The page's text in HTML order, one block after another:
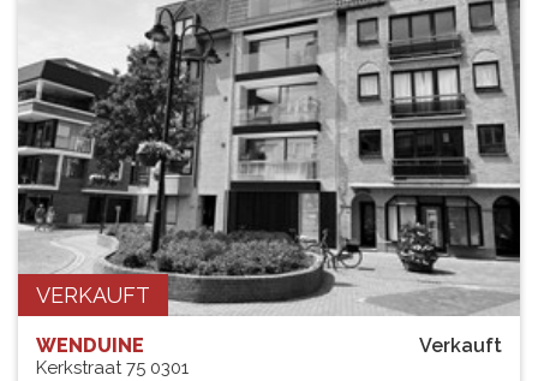
VERKAUFT
Verkauft
WENDUINE
Kerkstraat 75 0301